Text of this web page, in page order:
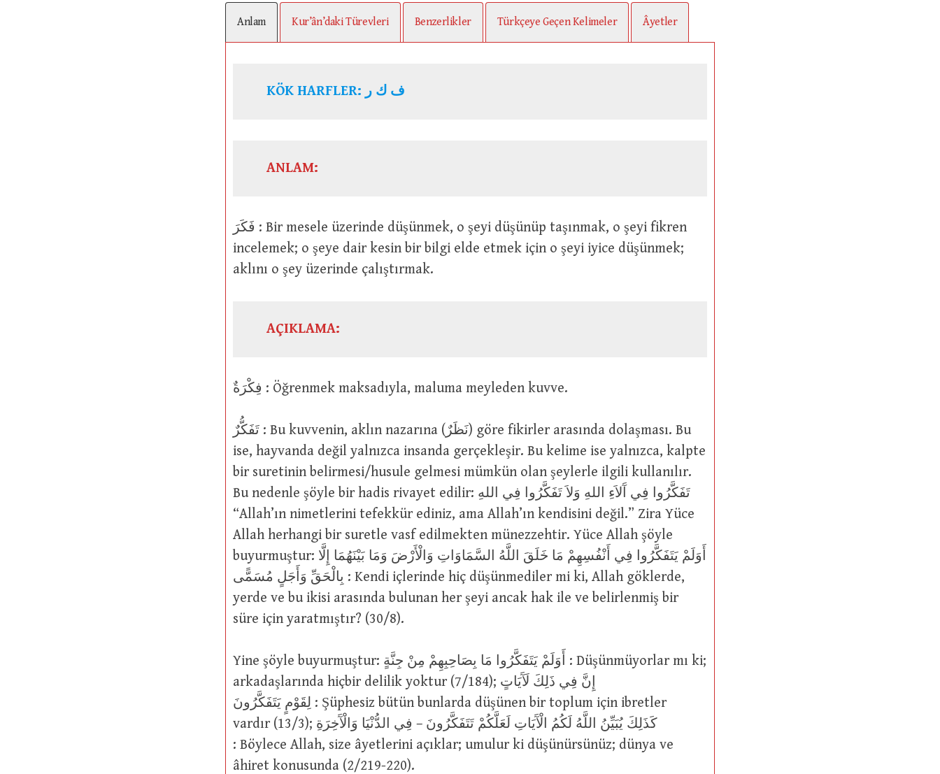
Anlam Kur’ân’daki Türevleri Benzerlikler Türkçeye Geçen Kelimeler Âyetler
KÖK HARFLER: ف ك ر
ANLAM:
فَكَرَ : Bir mesele üzerinde düşünmek, o şeyi düşünüp taşınmak, o şeyi fikren
incelemek; o şeye dair kesin bir bilgi elde etmek için o şeyi iyice düşünmek;
aklını o şey üzerinde çalıştırmak.
AÇIKLAMA:
فِكْرَةٌ : Öğrenmek maksadıyla, maluma meyleden kuvve.
تَفَكُّرٌ : Bu kuvvenin, aklın nazarına (نَظَرٌ) göre fikirler arasında dolaşması. Bu
ise, hayvanda değil yalnızca insanda gerçekleşir. Bu kelime ise yalnızca, kalpte
bir suretinin belirmesi/husule gelmesi mümkün olan şeylerle ilgili kullanılır.
Bu nedenle şöyle bir hadis rivayet edilir: تَفَكَّرُوا فِي آَلاَءِ اللهِ وَلاَ تَفَكَّرُوا فِي اللهِ
“Allah’ın nimetlerini tefekkür ediniz, ama Allah’ın kendisini değil.” Zira Yüce
Allah herhangi bir suretle vasf edilmekten münezzehtir. Yüce Allah şöyle
buyurmuştur: أَوَلَمْ يَتَفَكَّرُوا فِي أَنْفُسِهِمْ مَا خَلَقَ اللَّهُ السَّمَاوَاتِ وَالْأَرْضَ وَمَا بَيْنَهُمَا إِلَّا
بِالْحَقِّ وَأَجَلٍ مُسَمًّى : Kendi içlerinde hiç düşünmediler mi ki, Allah göklerde,
yerde ve bu ikisi arasında bulunan her şeyi ancak hak ile ve belirlenmiş bir
süre için yaratmıştır? (30/8).
Yine şöyle buyurmuştur: أَوَلَمْ يَتَفَكَّرُوا مَا بِصَاحِبِهِمْ مِنْ جِنَّةٍ : Düşünmüyorlar mı ki;
arkadaşlarında hiçbir delilik yoktur (7/184); إِنَّ فِي ذَلِكَ لَآَيَاتٍ
لِقَوْمٍ يَتَفَكَّرُونَ : Şüphesiz bütün bunlarda düşünen bir toplum için ibretler
vardır (13/3); كَذَلِكَ يُبَيِّنُ اللَّهُ لَكُمُ الْآَيَاتِ لَعَلَّكُمْ تَتَفَكَّرُونَ – فِي الدُّنْيَا وَالْآَخِرَةِ
: Böylece Allah, size âyetlerini açıklar; umulur ki düşünürsünüz; dünya ve
âhiret konusunda (2/219-220).